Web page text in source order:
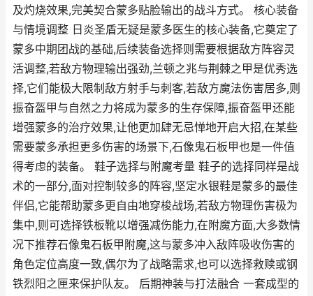
及灼烧效果,完美契合蒙多贴脸输出的战斗方式。 核心装备
与情境调整 日炎圣盾无疑是蒙多医生的核心装备,它奠定了
蒙多中期团战的基础,后续装备选择则需要根据敌方阵容灵
活调整,若敌方物理输出强劲,兰顿之兆与荆棘之甲是优秀选
择,它们能极大限制敌方射手与刺客,若敌方魔法伤害居多,则
振奋盔甲与自然之力将成为蒙多的生存保障,振奋盔甲还能
增强蒙多的治疗效果,让他更加肆无忌惮地开启大招,在某些
需要蒙多承担更多伤害的场景下,石像鬼石板甲也是一件值
得考虑的装备。 鞋子选择与附魔考量 鞋子的选择同样是战
术的一部分,面对控制较多的阵容,坚定水银鞋是蒙多的最佳
伴侣,它能帮助蒙多更自由地穿梭战场,若敌方物理伤害极为
集中,则可选择铁板靴以增强减伤能力,在附魔方面,大多数情
况下推荐石像鬼石板甲附魔,这与蒙多冲入敌阵吸收伤害的
角色定位高度一致,偶尔为了战略需求,也可以选择救赎或钢
铁烈阳之匣来保护队友。 后期神装与打法融合 一套成型的